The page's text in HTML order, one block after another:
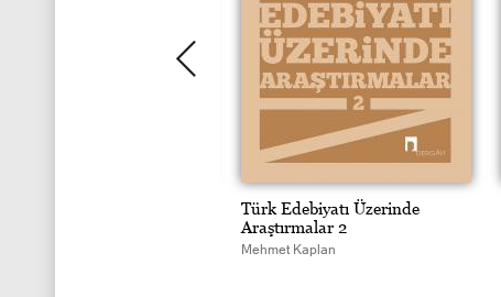
Türk Edebiyatı Üzerinde
Araştırmalar 2
Mehmet Kaplan